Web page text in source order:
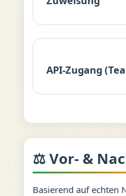
API-Zugang
⚖️ Vor- &
Basierend auf echten